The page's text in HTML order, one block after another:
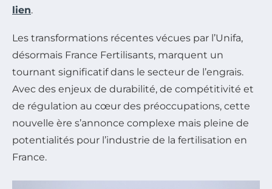
lien.
Les transformations récentes vécues par l’Unifa,
désormais France Fertilisants, marquent un
tournant significatif dans le secteur de l’engrais.
Avec des enjeux de durabilité, de compétitivité et
de régulation au cœur des préoccupations, cette
nouvelle ère s’annonce complexe mais pleine de
potentialités pour l’industrie de la fertilisation en
France.